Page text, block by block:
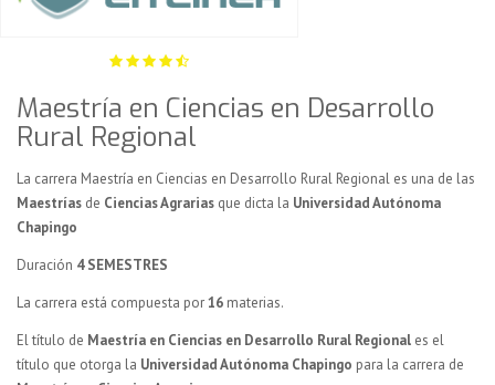
Maestría en Ciencias en Desarrollo
Rural Regional
La carrera Maestría en Ciencias en Desarrollo Rural Regional es una de las
Maestrías de Ciencias Agrarias que dicta la Universidad Autónoma
Chapingo
Duración 4 SEMESTRES
La carrera está compuesta por16 materias.
El título de Maestría en Ciencias en Desarrollo Rural Regional es el
título que otorga la Universidad Autónoma Chapingo para la carrera de